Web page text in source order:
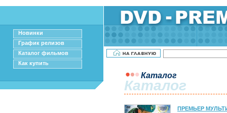
Новинки
График релизов
Каталог фильмов
Как купить
Каталог
Каталог
ПРЕМЬЕР